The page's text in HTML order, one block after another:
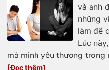
và anh
những
làm để
Lúc
mà mình yêu thương trong